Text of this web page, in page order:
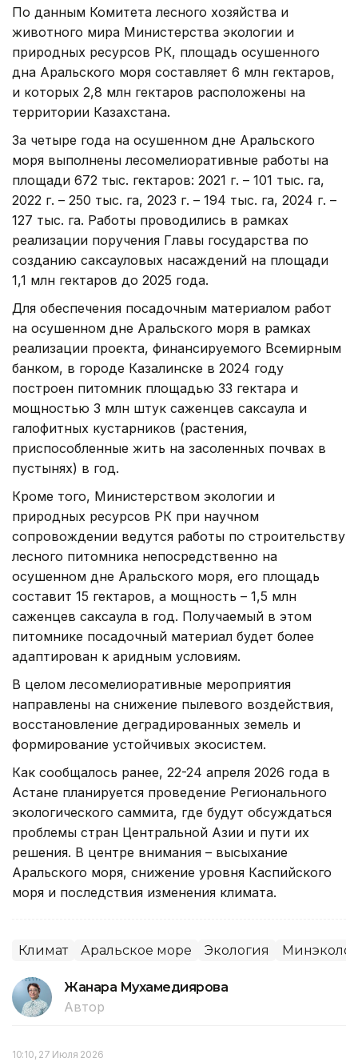
По данным Комитета лесного хозяйства и
животного мира Министерства экологии и
природных ресурсов РК, площадь осушенного
дна Аральского моря составляет 6 млн гектаров,
и которых 2,8 млн гектаров расположены на
территории Казахстана.
За четыре года на осушенном дне Аральского
моря выполнены лесомелиоративные работы на
площади 672 тыс. гектаров: 2021 г. – 101 тыс. га,
2022 г. – 250 тыс. га, 2023 г. – 194 тыс. га, 2024 г. –
127 тыс. га. Работы проводились в рамках
реализации поручения Главы государства по
созданию саксауловых насаждений на площади
1,1 млн гектаров до 2025 года.
Для обеспечения посадочным материалом работ
на осушенном дне Аральского моря в рамках
реализации проекта, финансируемого Всемирным
банком, в городе Казалинске в 2024 году
построен питомник площадью 33 гектара и
мощностью 3 млн штук саженцев саксаула и
галофитных кустарников (растения,
приспособленные жить на засоленных почвах в
пустынях) в год.
Кроме того, Министерством экологии и
природных ресурсов РК при научном
сопровождении ведутся работы по строительству
лесного питомника непосредственно на
осушенном дне Аральского моря, его площадь
составит 15 гектаров, а мощность – 1,5 млн
саженцев саксаула в год. Получаемый в этом
питомнике посадочный материал будет более
адаптирован к аридным условиям.
В целом лесомелиоративные мероприятия
направлены на снижение пылевого воздействия,
восстановление деградированных земель и
формирование устойчивых экосистем.
Как сообщалось ранее, 22-24 апреля 2026 года в
Астане планируется проведение Регионального
экологического саммита, где будут обсуждаться
проблемы стран Центральной Азии и пути их
решения. В центре внимания – высыхание
Аральского моря, снижение уровня Каспийского
моря и последствия изменения климата.
Климат Аральское море Экология
Жанара Мухамедиярова
Автор
10:10, 27 Июля 2026